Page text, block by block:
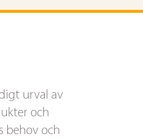
urval av
och
behov och